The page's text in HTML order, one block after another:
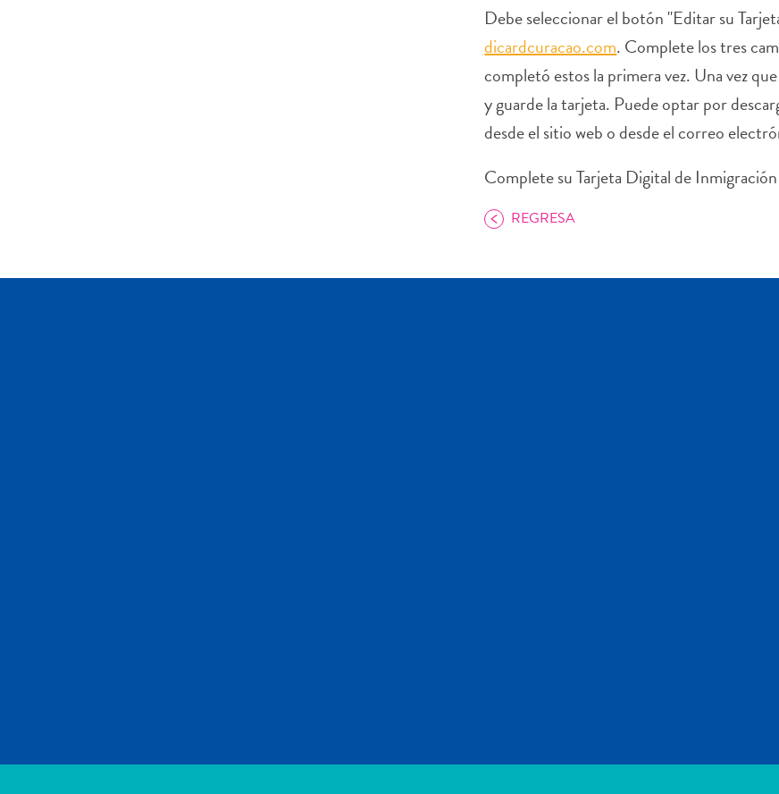
Debe seleccionar el botón "Editar su
dicardcuracao.com. Complete los tres
completó estos la primera vez. Una vez
y guarde la tarjeta. Puede optar por
desde el sitio web o desde el correo
Complete su Tarjeta Digital de
REGRESA